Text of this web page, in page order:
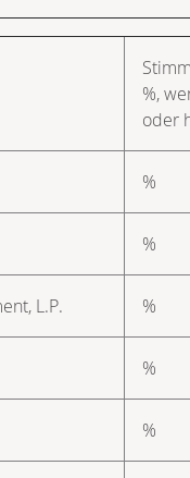
%,
oder
%
%
L.P. %
%
%